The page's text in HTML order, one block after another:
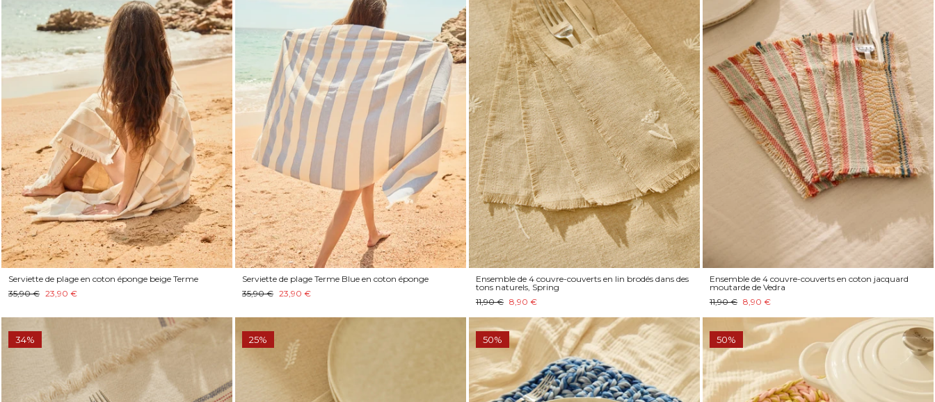
Serviette de plage en coton éponge beige Terme
35,90 € 23,90 €
Serviette de plage Terme Blue en coton éponge
35,90 € 23,90 €
Ensemble de 4 couvre-couverts en lin brodés dans des
tons naturels, Spring
11,90 € 8,90 €
Ensemble de 4 couvre-couverts en coton jacquard
moutarde de Vedra
11,90 € 8,90 €
34% 25% 50% 50%